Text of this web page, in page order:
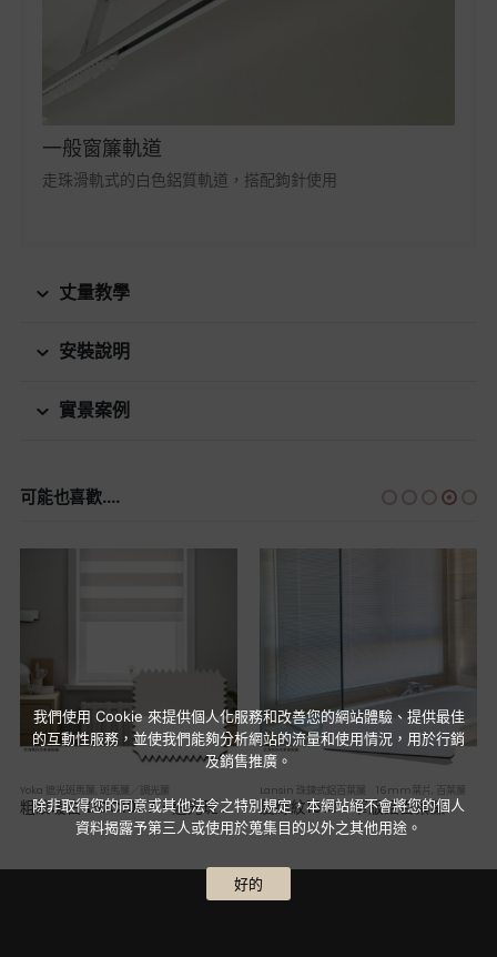
一般窗簾軌道
走珠滑軌式的白色鋁質軌道，搭配鉤針使用
丈量教學
安裝說明
實景案例
可能也喜歡....
Yoka 遮光斑馬簾 斑馬簾／調光簾
粗紋暖白 DDC1007．遮光斑馬簾
Lansin 珠鍊式鋁百葉簾 16mm葉片 百葉簾
髮絲紋1601．窄版鋁百葉簾
我們使用 Cookie 來提供個人化服務和改善您的網站體驗、提供最佳
的互動性服務，並使我們能夠分析網站的流量和使用情況，用於行銷
及銷售推廣。
除非取得您的同意或其他法令之特別規定，本網站絕不會將您的個人
資料揭露予第三人或使用於蒐集目的以外之其他用途。
好的